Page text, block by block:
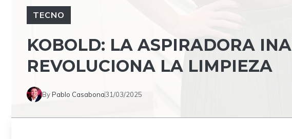
TECNO
KOBOLD: LA ASPIRADORA
REVOLUCIONA LA LIMPIEZA
ByPablo Casabona31/03/2025